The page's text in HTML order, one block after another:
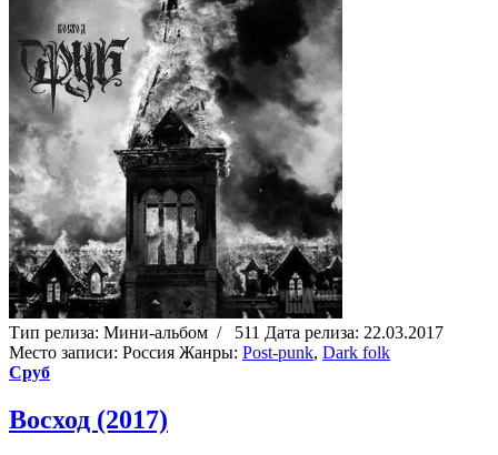
Тип релиза: Мини-альбом / 511 Дата релиза: 22.03.2017
Место записи: Россия Жанры: Post-punk, Dark folk
Сруб
Восход (2017)